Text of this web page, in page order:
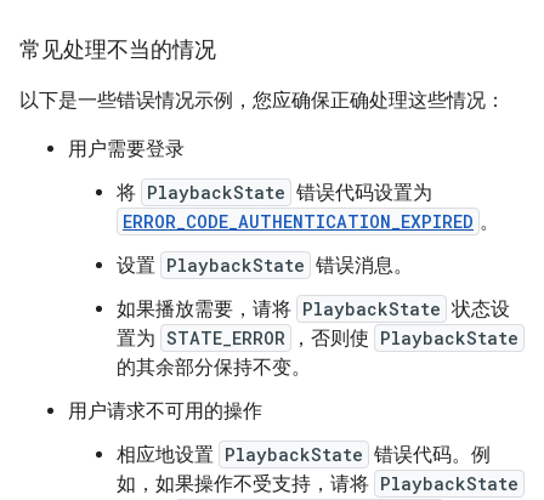
常见处理不当的情况
以下是一些错误情况示例，您应确保正确处理这些情况：
用户需要登录
将 PlaybackState 错误代码设置为
ERROR_CODE_AUTHENTICATION_EXPIRED 。
设置 PlaybackState 错误消息。
如果播放需要，请将 PlaybackState 状态设
置为 STATE_ERROR ，否则使 PlaybackState
的其余部分保持不变。
用户请求不可用的操作
相应地设置 PlaybackState 错误代码。例
如，如果操作不受支持，请将 PlaybackState